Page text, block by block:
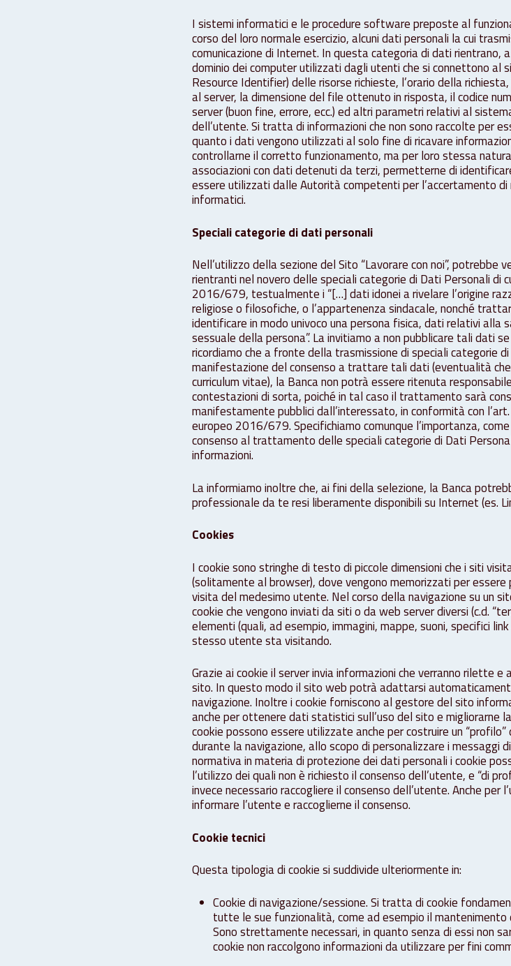
I sistemi informatici e le procedure software preposte al
corso del loro normale esercizio, alcuni dati personali la cui
comunicazione di Internet. In questa categoria di dati rientrano,
dominio dei computer utilizzati dagli utenti che si connettono al
Resource Identifier) delle risorse richieste, l’orario della
al server, la dimensione del file ottenuto in risposta, il codice
server (buon fine, errore, ecc.) ed altri parametri relativi al
dell’utente. Si tratta di informazioni che non sono raccolte per
quanto i dati vengono utilizzati al solo fine di ricavare
controllarne il corretto funzionamento, ma per loro stessa
associazioni con dati detenuti da terzi, permetterne di
essere utilizzati dalle Autorità competenti per l’accertamento
informatici.
Speciali categorie di dati personali
Nell’utilizzo della sezione del Sito “Lavorare con noi”, potrebbe
rientranti nel novero delle speciali categorie di Dati Personali di
2016/679, testualmente i “[…] dati idonei a rivelare l’origine
religiose o filosofiche, o l’appartenenza sindacale, nonché
identificare in modo univoco una persona fisica, dati relativi
sessuale della persona”. La invitiamo a non pubblicare tali dati
ricordiamo che a fronte della trasmissione di speciali categorie
manifestazione del consenso a trattare tali dati (eventualità
curriculum vitae), la Banca non potrà essere ritenuta
contestazioni di sorta, poiché in tal caso il trattamento sarà
manifestamente pubblici dall’interessato, in conformità con
europeo 2016/679. Specifichiamo comunque l’importanza,
consenso al trattamento delle speciali categorie di Dati
informazioni.
La informiamo inoltre che, ai fini della selezione, la Banca
professionale da te resi liberamente disponibili su Internet (es.
Cookies
I cookie sono stringhe di testo di piccole dimensioni che i siti
(solitamente al browser), dove vengono memorizzati per
visita del medesimo utente. Nel corso della navigazione su un
cookie che vengono inviati da siti o da web server diversi (c.d.
elementi (quali, ad esempio, immagini, mappe, suoni, specifici
stesso utente sta visitando.
Grazie ai cookie il server invia informazioni che verranno rilette
sito. In questo modo il sito web potrà adattarsi
navigazione. Inoltre i cookie forniscono al gestore del sito
anche per ottenere dati statistici sull’uso del sito e migliorarne
cookie possono essere utilizzate anche per costruire un
durante la navigazione, allo scopo di personalizzare i messaggi
normativa in materia di protezione dei dati personali i cookie
l’utilizzo dei quali non è richiesto il consenso dell’utente, e “di
invece necessario raccogliere il consenso dell’utente. Anche per
informare l’utente e raccoglierne il consenso.
Cookie tecnici
Questa tipologia di cookie si suddivide ulteriormente in:
Cookie di navigazione/sessione. Si tratta di cookie
tutte le sue funzionalità, come ad esempio il mantenimento
Sono strettamente necessari, in quanto senza di essi non
cookie non raccolgono informazioni da utilizzare per fini